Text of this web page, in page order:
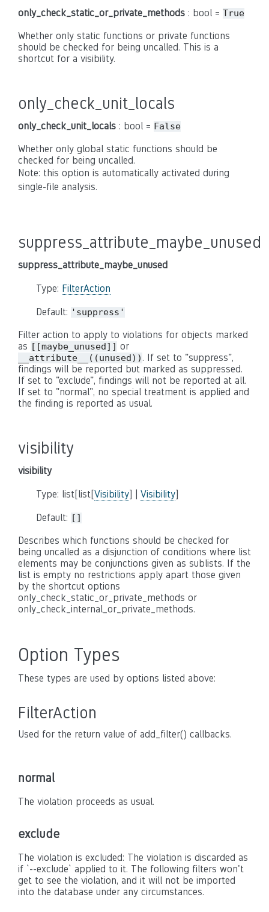
only_check_static_or_private_methods : bool = True
Whether only static functions or private functions
should be checked for being uncalled. This is a
shortcut for a visibility.
only_check_unit_locals
only_check_unit_locals : bool = False
Whether only global static functions should be
checked for being uncalled.
Note: this option is automatically activated during
single-file analysis.
suppress_attribute_maybe_unused
suppress_attribute_maybe_unused
Type: FilterAction
Default: 'suppress'
Filter action to apply to violations for objects marked
as [[maybe_unused]] or
__attribute__((unused)) . If set to "suppress",
findings will be reported but marked as suppressed.
If set to "exclude", findings will not be reported at all.
If set to "normal", no special treatment is applied and
the finding is reported as usual.
visibility
visibility
Type: list[list[Visibility] | Visibility]
Default: []
Describes which functions should be checked for
being uncalled as a disjunction of conditions where list
elements may be conjunctions given as sublists. If the
list is empty no restrictions apply apart those given
by the shortcut options
only_check_static_or_private_methods or
only_check_internal_or_private_methods.
Option Types
These types are used by options listed above:
FilterAction
Used for the return value of add_filter() callbacks.
normal
The violation proceeds as usual.
exclude
The violation is excluded: The violation is discarded as
if `--exclude` applied to it. The following filters won't
get to see the violation, and it will not be imported
into the database under any circumstances.